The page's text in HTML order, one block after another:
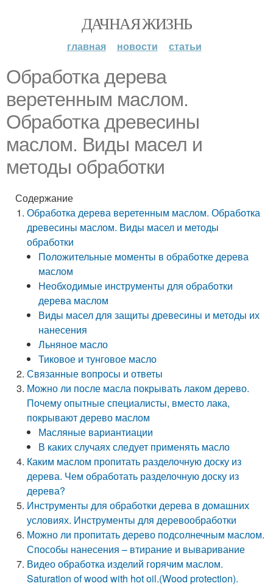
ДАЧНАЯ ЖИЗНЬ
главная новости статьи
Обработка дерева
веретенным маслом.
Обработка древесины
маслом. Виды масел и
методы обработки
Содержание
Обработка дерева веретенным маслом. Обработка
древесины маслом. Виды масел и методы
обработки
Положительные моменты в обработке дерева
маслом
Необходимые инструменты для обработки
дерева маслом
Виды масел для защиты древесины и методы их
нанесения
Льняное масло
Тиковое и тунговое масло
Связанные вопросы и ответы
Можно ли после масла покрывать лаком дерево.
Почему опытные специалисты, вместо лака,
покрывают дерево маслом
Масляные вариантиации
В каких случаях следует применять масло
Каким маслом пропитать разделочную доску из
дерева. Чем обработать разделочную доску из
дерева?
Инструменты для обработки дерева в домашних
условиях. Инструменты для деревообработки
Можно ли пропитать дерево подсолнечным маслом.
Способы нанесения – втирание и вываривание
Видео обработка изделий горячим маслом.
Saturation of wood with hot oil.(Wood protection).